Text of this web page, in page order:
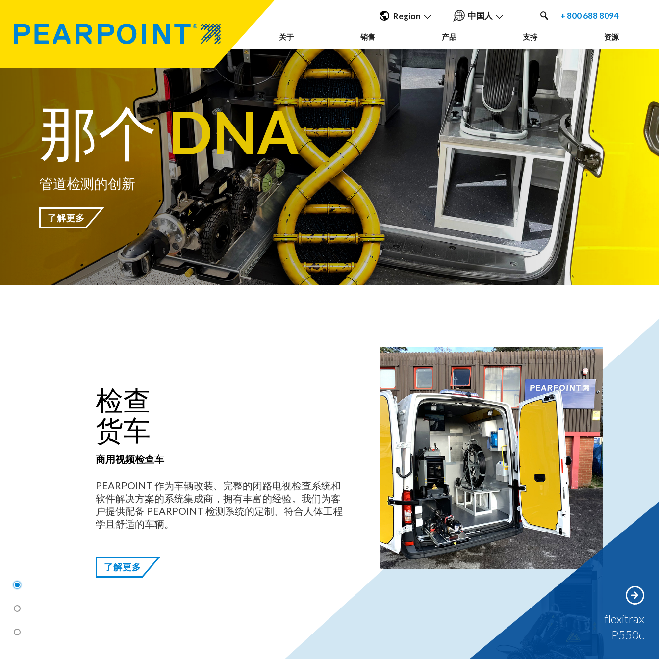
Region
UK & Ireland
EMEA &
APAC
中国人
English
中国人
Nederlands
Français
Español
Deutsche
+ 800 688 8094
关于 销售 产品 支持 资源
那个DNA
管道检测的创新
了解更多
检查
货车
商用视频检查车
PEARPOINT 作为车辆改装、完整的闭路电视检查系统和
软件解决方案的系统集成商，拥有丰富的经验。我们为客
户提供配备 PEARPOINT 检测系统的定制、符合人体工程
学且舒适的车辆。
了解更多
flexitrax
P550c
1
2
3